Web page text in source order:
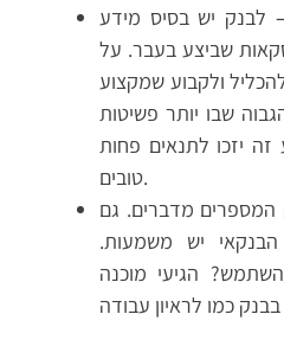
לבנק יש בסיס מידע
שביצע בעבר. על
ולקבוע שמקצוע
שבו יותר פשיטות
זה יזכו לתנאים פחות
טובים.
מדברים. גם
יש משמעות.
הגיעי מוכנה